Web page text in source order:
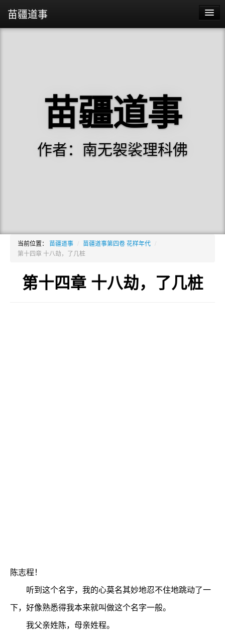
苗疆道事
苗疆道事
作者：南无袈裟理科佛
当前位置： 苗疆道事 / 苗疆道事第四卷 花样年代 /
第十四章 十八劫，了几桩
第十四章 十八劫，了几桩
陈志程！
听到这个名字，我的心莫名其妙地忍不住地跳动了一
下，好像熟悉得我本来就叫做这个名字一般。
我父亲姓陈，母亲姓程。